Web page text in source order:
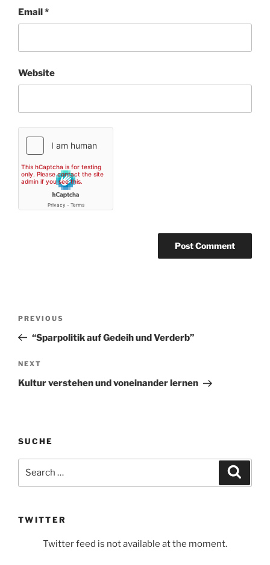
Email*
Website
Previous
Post
PREVIOUS
“Sparpolitik auf Gedeih und Verderb”
Next
Post
NEXT
Kultur verstehen und voneinander lernen
SUCHE
TWITTER
Twitter feed is not available at the moment.